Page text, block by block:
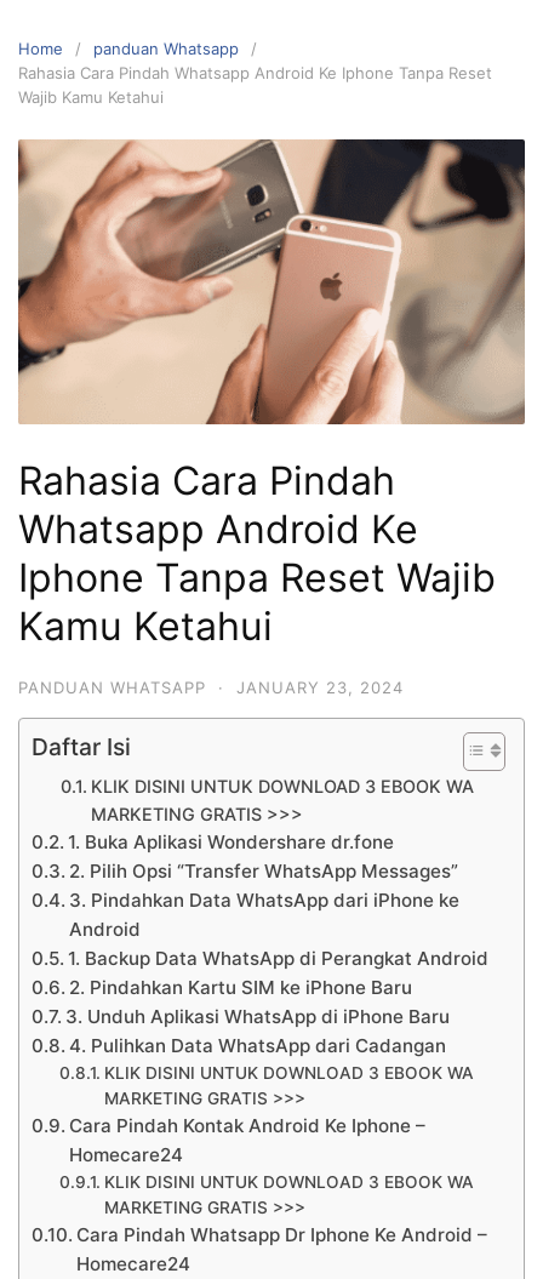
Home
panduan Whatsapp
Rahasia Cara Pindah Whatsapp Android Ke Iphone Tanpa Reset
Wajib Kamu Ketahui
Rahasia Cara Pindah
Whatsapp Android Ke
Iphone Tanpa Reset Wajib
Kamu Ketahui
PANDUAN WHATSAPP · JANUARY 23, 2024
Daftar Isi
KLIK DISINI UNTUK DOWNLOAD 3 EBOOK WA
MARKETING GRATIS >>>
1. Buka Aplikasi Wondershare dr.fone
2. Pilih Opsi “Transfer WhatsApp Messages”
3. Pindahkan Data WhatsApp dari iPhone ke
Android
1. Backup Data WhatsApp di Perangkat Android
2. Pindahkan Kartu SIM ke iPhone Baru
3. Unduh Aplikasi WhatsApp di iPhone Baru
4. Pulihkan Data WhatsApp dari Cadangan
KLIK DISINI UNTUK DOWNLOAD 3 EBOOK WA
MARKETING GRATIS >>>
Cara Pindah Kontak Android Ke Iphone –
Homecare24
KLIK DISINI UNTUK DOWNLOAD 3 EBOOK WA
MARKETING GRATIS >>>
Cara Pindah Whatsapp Dr Iphone Ke Android –
Homecare24